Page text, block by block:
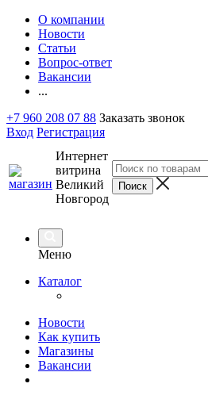
О компании
Новости
Статьи
Вопрос-ответ
Вакансии
...
+7 960 208 07 88 Заказать звонок
Вход Регистрация
Интернет
витрина
Великий
Новгород
Меню
Каталог
Новости
Как купить
Магазины
Вакансии